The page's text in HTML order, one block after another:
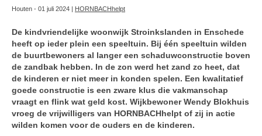
Houten - 01 juli 2024 | HORNBACHhelpt
De kindvriendelijke woonwijk Stroinkslanden in Enschede
heeft op ieder plein een speeltuin. Bij één speeltuin wilden
de buurtbewoners al langer een schaduwconstructie boven
de zandbak hebben. In de zon werd het zand zo heet, dat
de kinderen er niet meer in konden spelen. Een kwalitatief
goede constructie is een zware klus die vakmanschap
vraagt en flink wat geld kost. Wijkbewoner Wendy Blokhuis
vroeg de vrijwilligers van HORNBACHhelpt of zij in actie
wilden komen voor de ouders en de kinderen.